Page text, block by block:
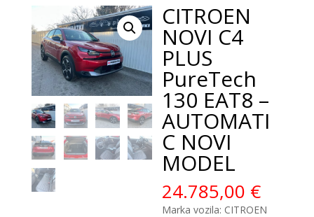
CITROEN
NOVI C4
PLUS
PureTech
130 EAT8 –
AUTOMATI
C NOVI
MODEL
24.785,00 €
Marka vozila: CITROEN